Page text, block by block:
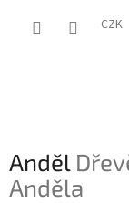
CZK
Anděl
Anděla